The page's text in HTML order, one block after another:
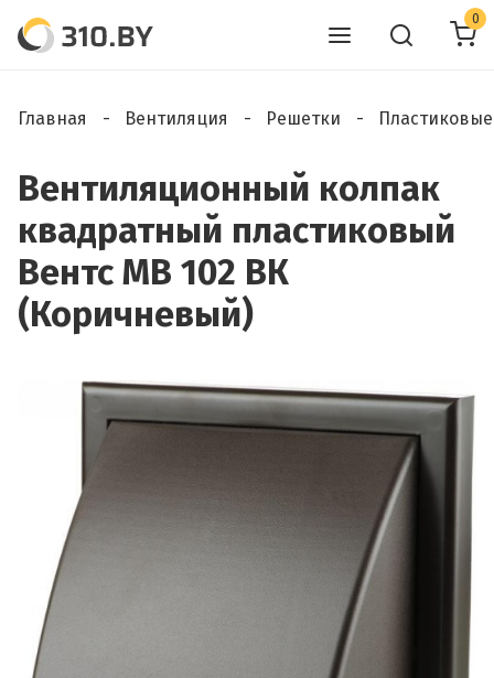
0
Главная Вентиляция Решетки
Вентиляционный колпак
квадратный пластиковый
Вентс МВ 102 ВК
(Коричневый)